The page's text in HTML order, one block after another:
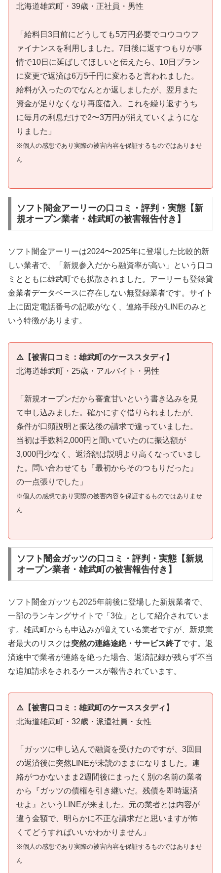
北海道雄武町・39歳・正社員・男性
「給料日3日前にどうしても5万円必要でコウコウフ
ァイナンスを利用しました。7日後に返すつもりが事
情で10日に延ばしてほしいと伝えたら、10日プラン
に変更で返済は6万5千円に変わると言われました。
給料が入ったのでなんとか返しましたが、翌月また
資金が足りなくなり再度借入。これを繰り返すうち
に毎月の利息だけで2〜3万円が消えていくようにな
りました」
※個人の感想であり実際の被害内容を保証するものではありませ
ん
ソフト闇金アーリーの口コミ・評判・実態【新
規オープン業者・雄武町の被害報告付き】
ソフト闇金アーリーは2024〜2025年に登場した比較的新
しい業者で、「新規参入だから融資率が高い」という口コ
ミとともに雄武町でも拡散されました。アーリーも登録貸
金業者データベースに存在しない無登録業者です。サイト
上に固定電話番号の記載がなく、連絡手段がLINEのみと
いう特徴があります。
⚠️【被害口コミ：雄武町のケーススタディ】
北海道雄武町・25歳・アルバイト・男性
「新規オープンだから審査甘いという書き込みを見
て申し込みました。確かにすぐ借りられましたが、
条件が口頭説明と振込後の請求で違っていました。
当初は手数料2,000円と聞いていたのに振込額が
3,000円少なく、返済額は説明より高くなっていまし
た。問い合わせても『最初からそのつもりだった』
の一点張りでした」
※個人の感想であり実際の被害内容を保証するものではありませ
ん
ソフト闇金ガッツの口コミ・評判・実態【新規
オープン業者・雄武町の被害報告付き】
ソフト闇金ガッツも2025年前後に登場した新規業者で、
一部のランキングサイトで「3位」として紹介されていま
す。雄武町からも申込みが増えている業者ですが、新規業
者最大のリスクは突然の連絡途絶・サービス終了です。返
済途中で業者が連絡を絶った場合、返済記録が残らず不当
な追加請求をされるケースが報告されています。
⚠️【被害口コミ：雄武町のケーススタディ】
北海道雄武町・32歳・派遣社員・女性
「ガッツに申し込んで融資を受けたのですが、3回目
の返済後に突然LINEが未読のままになりました。連
絡がつかないまま2週間後にまったく別の名前の業者
から『ガッツの債権を引き継いだ。残債を即時返済
せよ』というLINEが来ました。元の業者とは内容が
違う金額で、明らかに不正な請求だと思いますが怖
くてどうすればいいかわかりません」
※個人の感想であり実際の被害内容を保証するものではありませ
ん